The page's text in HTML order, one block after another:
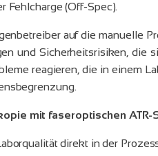
Fehlcharge (Off-Spec).
auf die manuelle
und Sicherheitsrisiken, die
reagieren, die in einem
mit faseroptischen ATR-
direkt in der